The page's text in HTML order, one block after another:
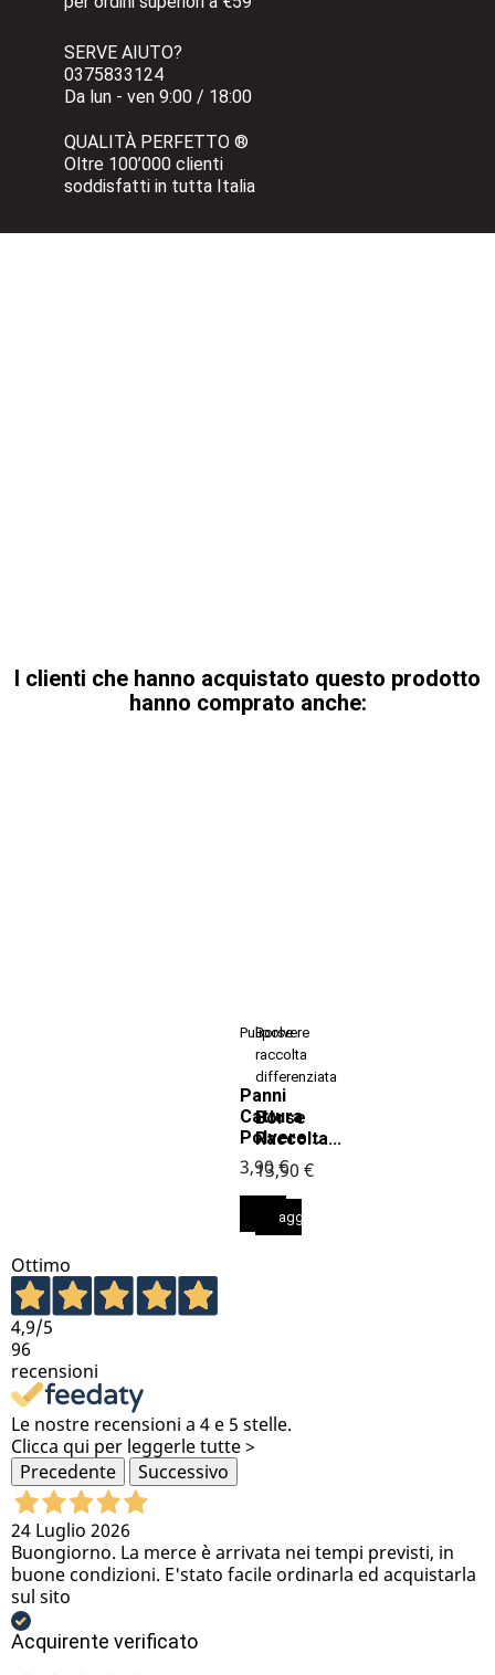
SERVE AIUTO?
0375833124
Da lun - ven 9:00 / 18:00
QUALITÀ PERFETTO ®
Oltre 100’000 clienti
soddisfatti in tutta Italia
I clienti che hanno acquistato questo prodotto
hanno comprato anche:
Pulipolvere
Panni
Cattura
Polvere...
3,90 €
aggiungi al carrello
Borse
raccolta
differenziata
Borse
Raccolta...
13,90 €
aggiungi al carrello
Ottimo
4,9/5
96
recensioni
Le nostre recensioni a 4 e 5 stelle.
Clicca qui per leggerle tutte >
Precedente
Successivo
24 Luglio 2026
Buongiorno. La merce è arrivata nei tempi previsti, in
buone condizioni. E'stato facile ordinarla ed acquistarla
sul sito
Acquirente verificato